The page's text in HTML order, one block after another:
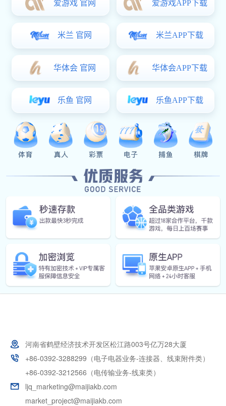
穿缸连接器系列
产品介绍: 应用于电喷发动机或自动变速箱的控制部分，由
安装在绝缘体外壳内部的金属接触件之间相互配合接触来
实现其连接导通功能的，起到传递电流和信号的作用。
产品特性
高可靠性，可用于整车极端工况状态下的可靠互连。
高抗振性，满足V3振动等级，适用振动剧烈的工况。
高密封性，满足IP67/IP69K的防护等级及良好的耐油耐高温
下载
河南省鹤壁经济技术开发区松江路003号亿万28大厦
+86-0392-3288299（电子电器业务-连接器、线束附件类）
+86-0392-3212566（电传输业务-线束类）
ljq_marketing@maijiakb.com
market_project@maijiakb.com